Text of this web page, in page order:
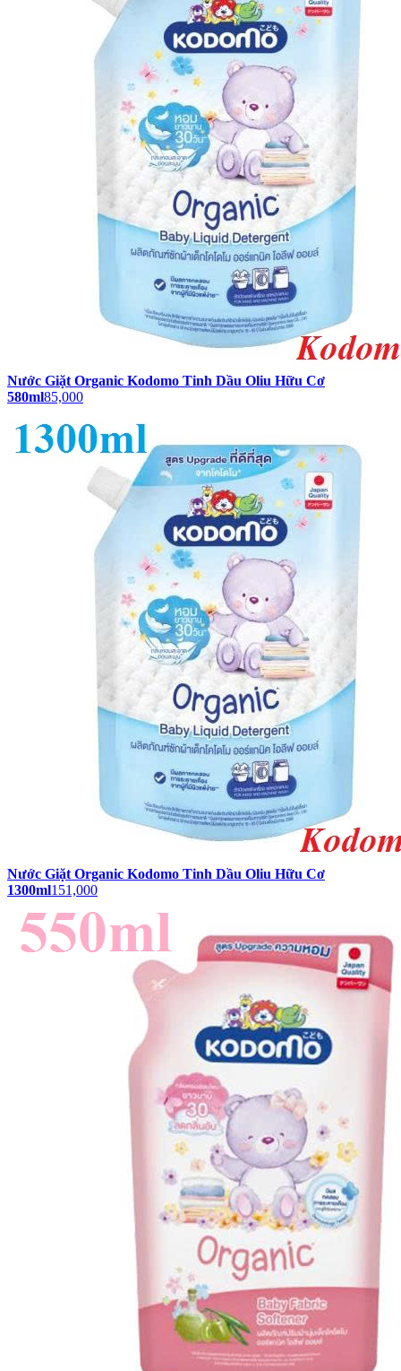
Nước Giặt Organic Kodomo Tinh Dầu Oliu Hữu Cơ
580ml85,000
Nước Giặt Organic Kodomo Tinh Dầu Oliu Hữu Cơ
1300ml151,000